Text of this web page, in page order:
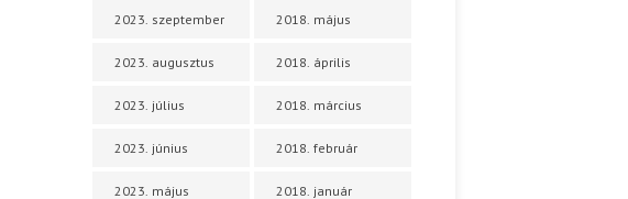
2023. szeptember
2023. augusztus
2023. július
2023. június
2023. május
2018. május
2018. április
2018. március
2018. február
2018. január